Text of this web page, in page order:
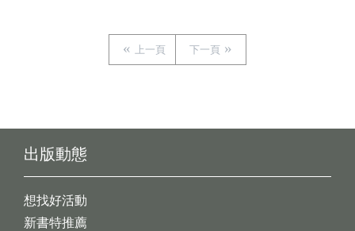
上一頁 下一頁
出版動態
想找好活動
新書特推薦